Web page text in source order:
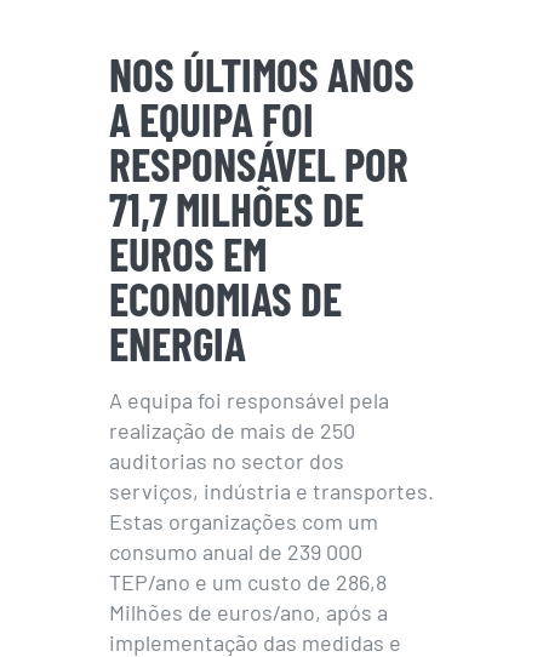
NOS ÚLTIMOS ANOS
A EQUIPA FOI
RESPONSÁVEL POR
71,7 MILHÕES DE
EUROS EM
ECONOMIAS DE
ENERGIA
A equipa foi responsável pela
realização de mais de 250
auditorias no sector dos
serviços, indústria e transportes.
Estas organizações com um
consumo anual de 239 000
TEP/ano e um custo de 286,8
Milhões de euros/ano, após a
implementação das medidas e